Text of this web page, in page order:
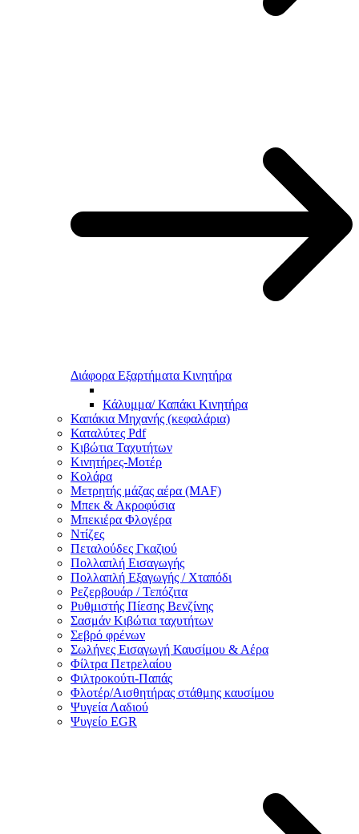
Διάφορα Εξαρτήματα Κινητήρα
Κάλυμμα/ Καπάκι Κινητήρα
Καπάκια Μηχανής (κεφαλάρια)
Καταλύτες Pdf
Κιβώτια Ταχυτήτων
Κινητήρες-Μοτέρ
Κολάρα
Μετρητής μάζας αέρα (MAF)
Μπεκ & Ακροφύσια
Μπεκιέρα Φλογέρα
Ντίζες
Πεταλούδες Γκαζιού
Πολλαπλή Εισαγωγής
Πολλαπλή Εξαγωγής / Χταπόδι
Ρεζερβουάρ / Τεπόζιτα
Ρυθμιστής Πίεσης Βενζίνης
Σασμάν Κιβώτια ταχυτήτων
Σεβρό φρένων
Σωλήνες Εισαγωγή Καυσίμου & Αέρα
Φίλτρα Πετρελαίου
Φιλτροκούτι-Παπάς
Φλοτέρ/Αισθητήρας στάθμης καυσίμου
Ψυγεία Λαδιού
Ψυγείο EGR